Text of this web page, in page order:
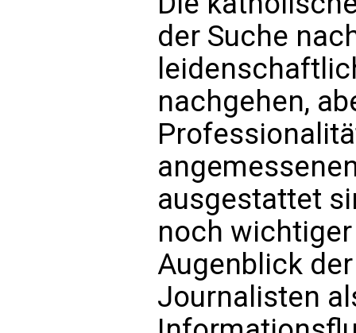
der Suche
nachgehen,
ausgestattet
noch
Augenblick
Journalisten